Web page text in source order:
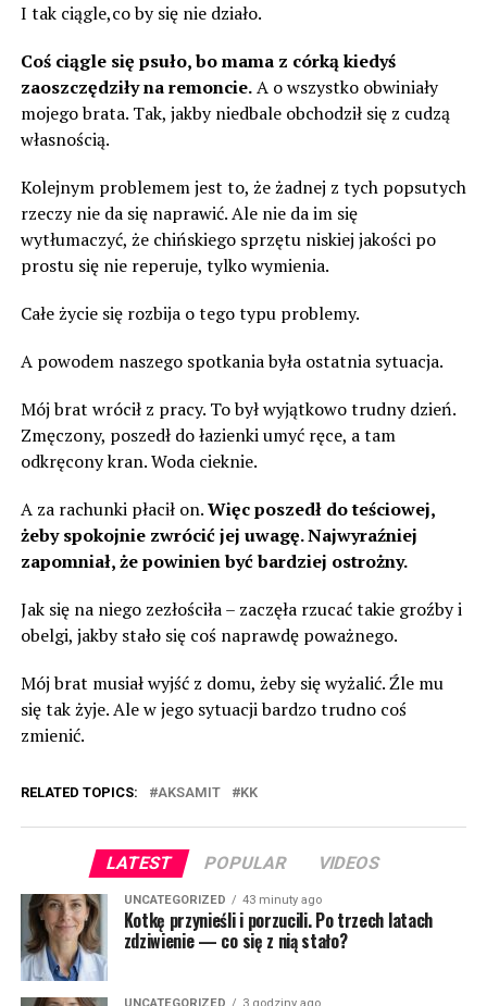
I tak ciągle,co by się nie działo.
Coś ciągle się psuło, bo mama z córką kiedyś
zaoszczędziły na remoncie.A o wszystko obwiniały
mojego brata. Tak, jakby niedbale obchodził się z cudzą
własnością.
Kolejnym problemem jest to, że żadnej z tych popsutych
rzeczy nie da się naprawić. Ale nie da im się
wytłumaczyć, że chińskiego sprzętu niskiej jakości po
prostu się nie reperuje, tylko wymienia.
Całe życie się rozbija o tego typu problemy.
A powodem naszego spotkania była ostatnia sytuacja.
Mój brat wrócił z pracy. To był wyjątkowo trudny dzień.
Zmęczony, poszedł do łazienki umyć ręce, a tam
odkręcony kran. Woda cieknie.
A za rachunki płacił on.Więc poszedł do teściowej,
żeby spokojnie zwrócić jej uwagę. Najwyraźniej
zapomniał, że powinien być bardziej ostrożny.
Jak się na niego zezłościła – zaczęła rzucać takie groźby i
obelgi, jakby stało się coś naprawdę poważnego.
Mój brat musiał wyjść z domu, żeby się wyżalić. Źle mu
się ​​tak żyje. Ale w jego sytuacji bardzo trudno coś
zmienić.
RELATED TOPICS: AKSAMIT KK
LATEST POPULAR VIDEOS
UNCATEGORIZED 43 minuty ago
Kotkę przynieśli i porzucili. Po trzech latach
zdziwienie — co się z nią stało?